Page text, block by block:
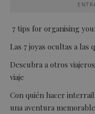
7 tips for organising
Las 7 joyas ocultas a las
Descubra a otros
viaje
Con quién hacer
una aventura memorable